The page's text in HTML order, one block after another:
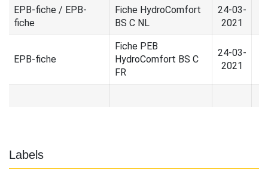
EPB-fiche / EPB-
fiche
Fiche HydroComfort
BS C NL
24-03-
2021
EPB-fiche
Fiche PEB
HydroComfort BS C
FR
24-03-
2021
Labels